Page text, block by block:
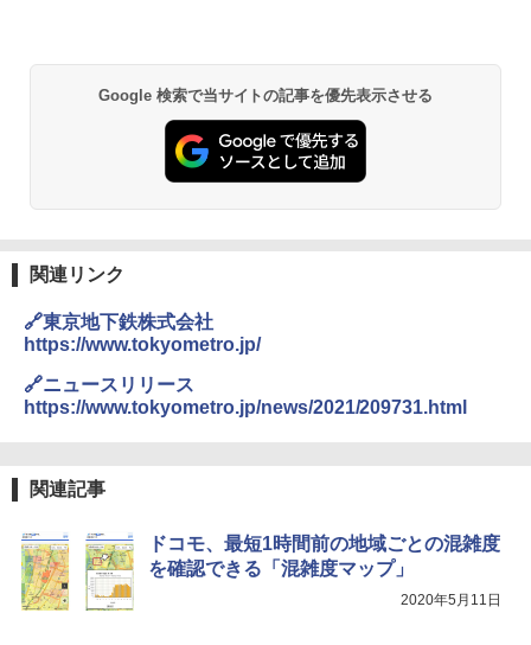
送
GRANDOOR ステンレス保冷剤 2個セット 2
BUNDOK(バンドック)ソロ ドーム 1 EX BDK
-08EX カーキ ソロキャンプ ポリエステル フ
￥-
き
Google 検索で当サイトの記事を優先表示させる
関連リンク
🔗東京地下鉄株式会社
https://www.tokyometro.jp/
🔗ニュースリリース
https://www.tokyometro.jp/news/2021/209731.html
関連記事
ドコモ、最短1時間前の地域ごとの混雑度
を確認できる「混雑度マップ」
2020年5月11日